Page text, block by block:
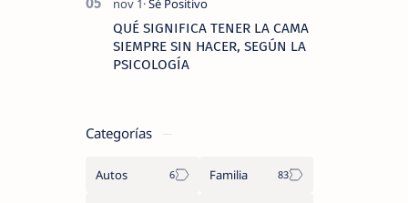
QUÉ SIGNIFICA TENER LA CAMA
SIEMPRE SIN HACER, SEGÚN LA
PSICOLOGÍA
Categorías
Autos Familia